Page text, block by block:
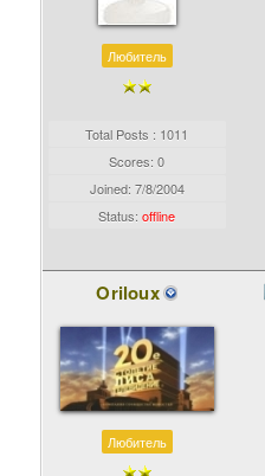
Любитель
Total Posts : 1011
Scores: 0
Joined: 7/8/2004
Status:offline
Oriloux
Любитель